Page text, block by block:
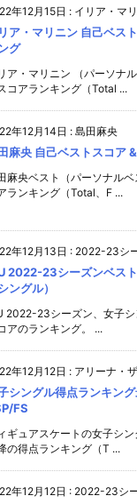
年12月15日 : イリア・マ
ア・マリニン 自己ベス
グ
ア・マリニン （パーソナ
コアランキング（Total ...
年12月14日 : 島田麻央
麻央 自己ベストスコア
麻央ベスト（パーソナル
ランキング（Total、F ...
年12月13日 : 2022-23シ
2022-23シーズンベス
ングル）
2022-23シーズン、女子シ
アのランキング。 ...
年12月12日 : アリーナ・
シングル得点ランキン
FS
ギュアスケートの女子シ
の得点ランキング（T ...
年12月12日 : 2022-23シ